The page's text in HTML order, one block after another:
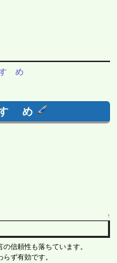
ゝめ
ゝめ
↑
信頼性も落ちています。
ず有効です。